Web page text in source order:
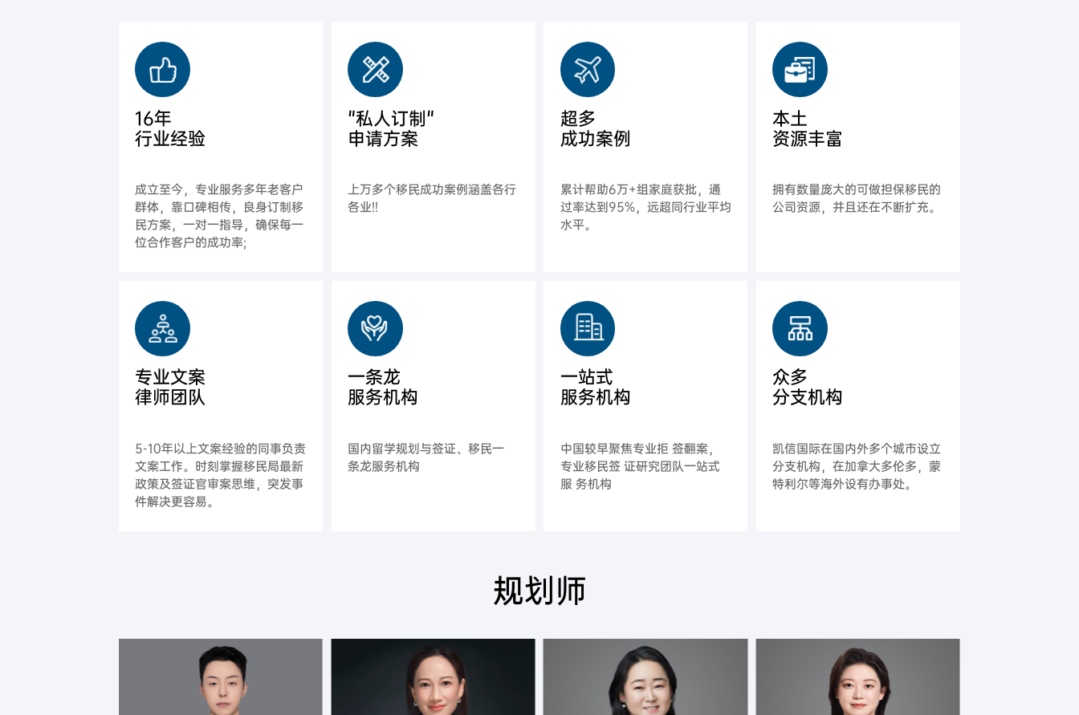
16年
行业经验
成立至今，专业服务多年老客户
群体，靠口碑相传，良身订制移
民方案，一对一指导，确保每一
位合作客户的成功率;
"私人订制"
申请方案
上万多个移民成功案例涵盖各行
各业!!
超多
成功案例
累计帮助6万+组家庭获批，通
过率达到95%，远超同行业平均
水平。
本土
资源丰富
拥有数量庞大的可做担保移民的
公司资源，并且还在不断扩充。
专业文案
律师团队
5-10年以上文案经验的同事负责
文案工作。时刻掌握移民局最新
政策及签证官审案思维，突发事
件解决更容易。
一条龙
服务机构
国内留学规划与签证、移民一
条龙服务机构
一站式
服务机构
中国较早聚焦专业拒 签翻案，
专业移民签 证研究团队一站式
服 务机构
众多
分支机构
凯信国际在国内外多个城市设立
分支机构，在加拿大多伦多，蒙
特利尔等海外设有办事处。
规划师